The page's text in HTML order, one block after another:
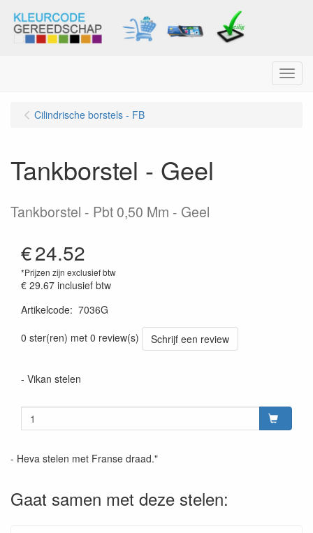
Menu
Cilindrische borstels - FB
Tankborstel - Geel
Tankborstel - Pbt 0,50 Mm - Geel
€24.52
*Prijzen zijn exclusief btw
€ 29.67 inclusief btw
Artikelcode: 7036G
0 ster(ren) met 0 review(s)
Schrijf een review
- Vikan stelen
- Heva stelen met Franse draad."
Gaat samen met deze stelen: